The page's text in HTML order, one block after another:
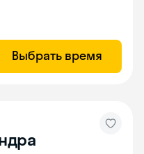
Выбрать время